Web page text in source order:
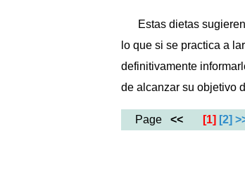
Estas dietas
lo que si se practica a
definitivamente
de alcanzar su objetivo
Page << [1] [2]